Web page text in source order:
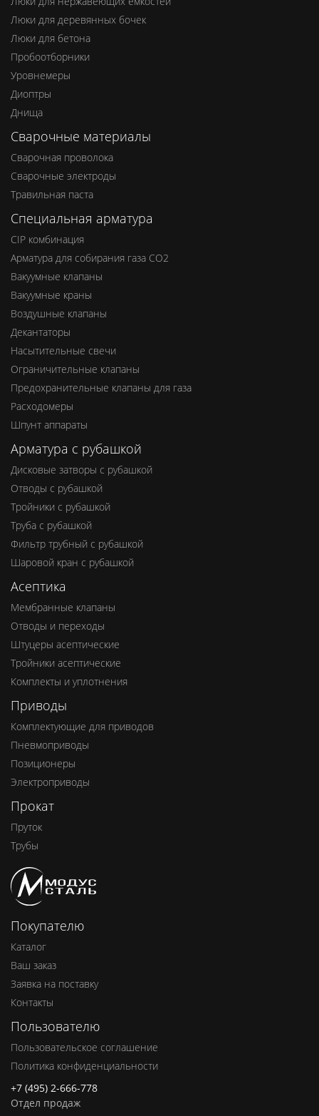
Люки для деревянных бочек
Люки для бетона
Пробоотборники
Уровнемеры
Диоптры
Днища
Сварочные материалы
Сварочная проволока
Сварочные электроды
Травильная паста
Специальная арматура
CIP комбинация
Арматура для собирания газа СО2
Вакуумные клапаны
Вакуумные краны
Воздушные клапаны
Декантаторы
Насытительные свечи
Ограничительные клапаны
Предохранительные клапаны для газа
Расходомеры
Шпунт аппараты
Арматура с рубашкой
Дисковые затворы с рубашкой
Отводы с рубашкой
Тройники с рубашкой
Труба с рубашкой
Фильтр трубный с рубашкой
Шаровой кран с рубашкой
Асептика
Мембранные клапаны
Отводы и переходы
Штуцеры асептические
Тройники асептические
Комплекты и уплотнения
Приводы
Комплектующие для приводов
Пневмоприводы
Позиционеры
Электроприводы
Прокат
Пруток
Трубы
Покупателю
Каталог
Ваш заказ
Заявка на поставку
Контакты
Пользователю
Пользовательское соглашение
Политика конфиденциальности
+7 (495) 2-666-778
Отдел продаж